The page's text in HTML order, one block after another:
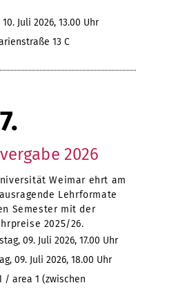
Juli 2026, 13.00 Uhr
13 C
7
2026
Weimar ehrt am
Lehrformate
Semester mit der
2025/26.
09. Juli 2026, 17.00 Uhr
09. Juli 2026, 18.00 Uhr
/ area 1 (zwischen